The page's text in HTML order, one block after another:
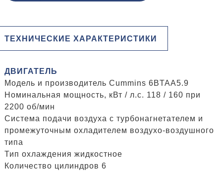
ТЕХНИЧЕСКИЕ ХАРАКТЕРИСТИКИ
ДВИГАТЕЛЬ
Модель и производитель Cummins 6BTAA5.9
Номинальная мощность, кВт / л.с. 118 / 160 при
2200 об/мин
Система подачи воздуха с турбонагнетателем и
промежуточным охладителем воздухо-воздушного
типа
Тип охлаждения жидкостное
Количество цилиндров 6